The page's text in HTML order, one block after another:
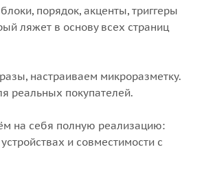
порядок, акценты, триггеры
ляжет в основу всех страниц
настраиваем микроразметку.
реальных покупателей.
на себя полную реализацию:
и совместимости с